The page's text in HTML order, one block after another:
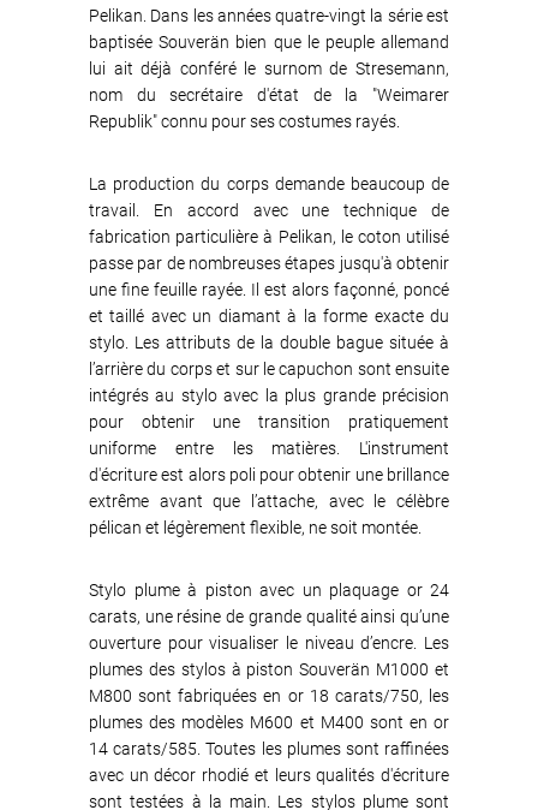
Pelikan. Dans les années quatre-vingt la série est
baptisée Souverän bien que le peuple allemand
lui ait déjà conféré le surnom de Stresemann,
nom du secrétaire d'état de la "Weimarer
Republik" connu pour ses costumes rayés.
La production du corps demande beaucoup de
travail. En accord avec une technique de
fabrication particulière à Pelikan, le coton utilisé
passe par de nombreuses étapes jusqu'à obtenir
une fine feuille rayée. Il est alors façonné, poncé
et taillé avec un diamant à la forme exacte du
stylo. Les attributs de la double bague située à
l’arrière du corps et sur le capuchon sont ensuite
intégrés au stylo avec la plus grande précision
pour obtenir une transition pratiquement
uniforme entre les matières. L'instrument
d'écriture est alors poli pour obtenir une brillance
extrême avant que l’attache, avec le célèbre
pélican et légèrement flexible, ne soit montée.
Stylo plume à piston avec un plaquage or 24
carats, une résine de grande qualité ainsi qu’une
ouverture pour visualiser le niveau d’encre. Les
plumes des stylos à piston Souverän M1000 et
M800 sont fabriquées en or 18 carats/750, les
plumes des modèles M600 et M400 sont en or
14 carats/585. Toutes les plumes sont raffinées
avec un décor rhodié et leurs qualités d'écriture
sont testées à la main. Les stylos plume sont